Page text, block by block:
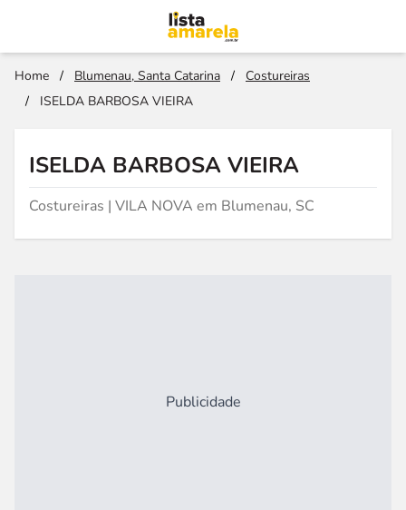
Home / Blumenau, Santa Catarina /
Costureiras
/
ISELDA BARBOSA VIEIRA
ISELDA BARBOSA VIEIRA
Costureiras | VILA NOVA em Blumenau, SC
Publicidade